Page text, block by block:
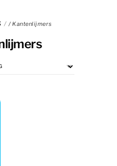
/ Kantenlijmers